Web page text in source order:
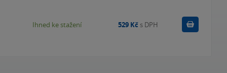
Ihned ke stažení 529 Kč s DPH Koupit